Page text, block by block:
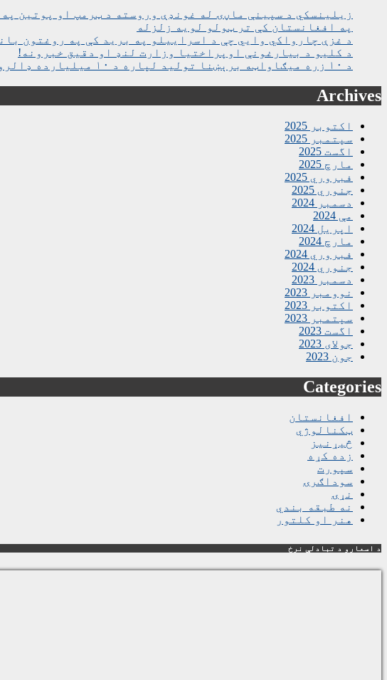
زیلینسکي د سپینې ماڼۍ له غونډې وروسته د ټرمپ او پوتین
په افغانستان کې تر ټولو لویه زلزله
د غزې چارواکي وايي چې د اسراییلو په برید کې په روغتون باندې د ۱۵ کسانو په ګډون څلور خبریالان
د کلیو د بیارغونې اوپراختیا وزارت لنډ او دقیق خبرونه!
د ۱۰ زره میګاواټه برېښنا تولید لپاره د ۱۰ میلیارده ډالرو تړون لاسلیک شو
Archives
اکتوبر 2025
سپتمبر 2025
اگست 2025
مارچ 2025
فبروري 2025
جنوري 2025
دسمبر 2024
مې 2024
اپریل 2024
مارچ 2024
فبروري 2024
جنوري 2024
دسمبر 2023
نوومبر 2023
اکتوبر 2023
سپتمبر 2023
اگست 2023
جولای 2023
جون 2023
Categories
افغانستان
ټکنالوژي
څیړنیز
زده کړه
سپورت
سوداګرۍ
نړۍ
نه طبقه بندي
هنر او کلتور
د اسعارو د تبادلې نرخ